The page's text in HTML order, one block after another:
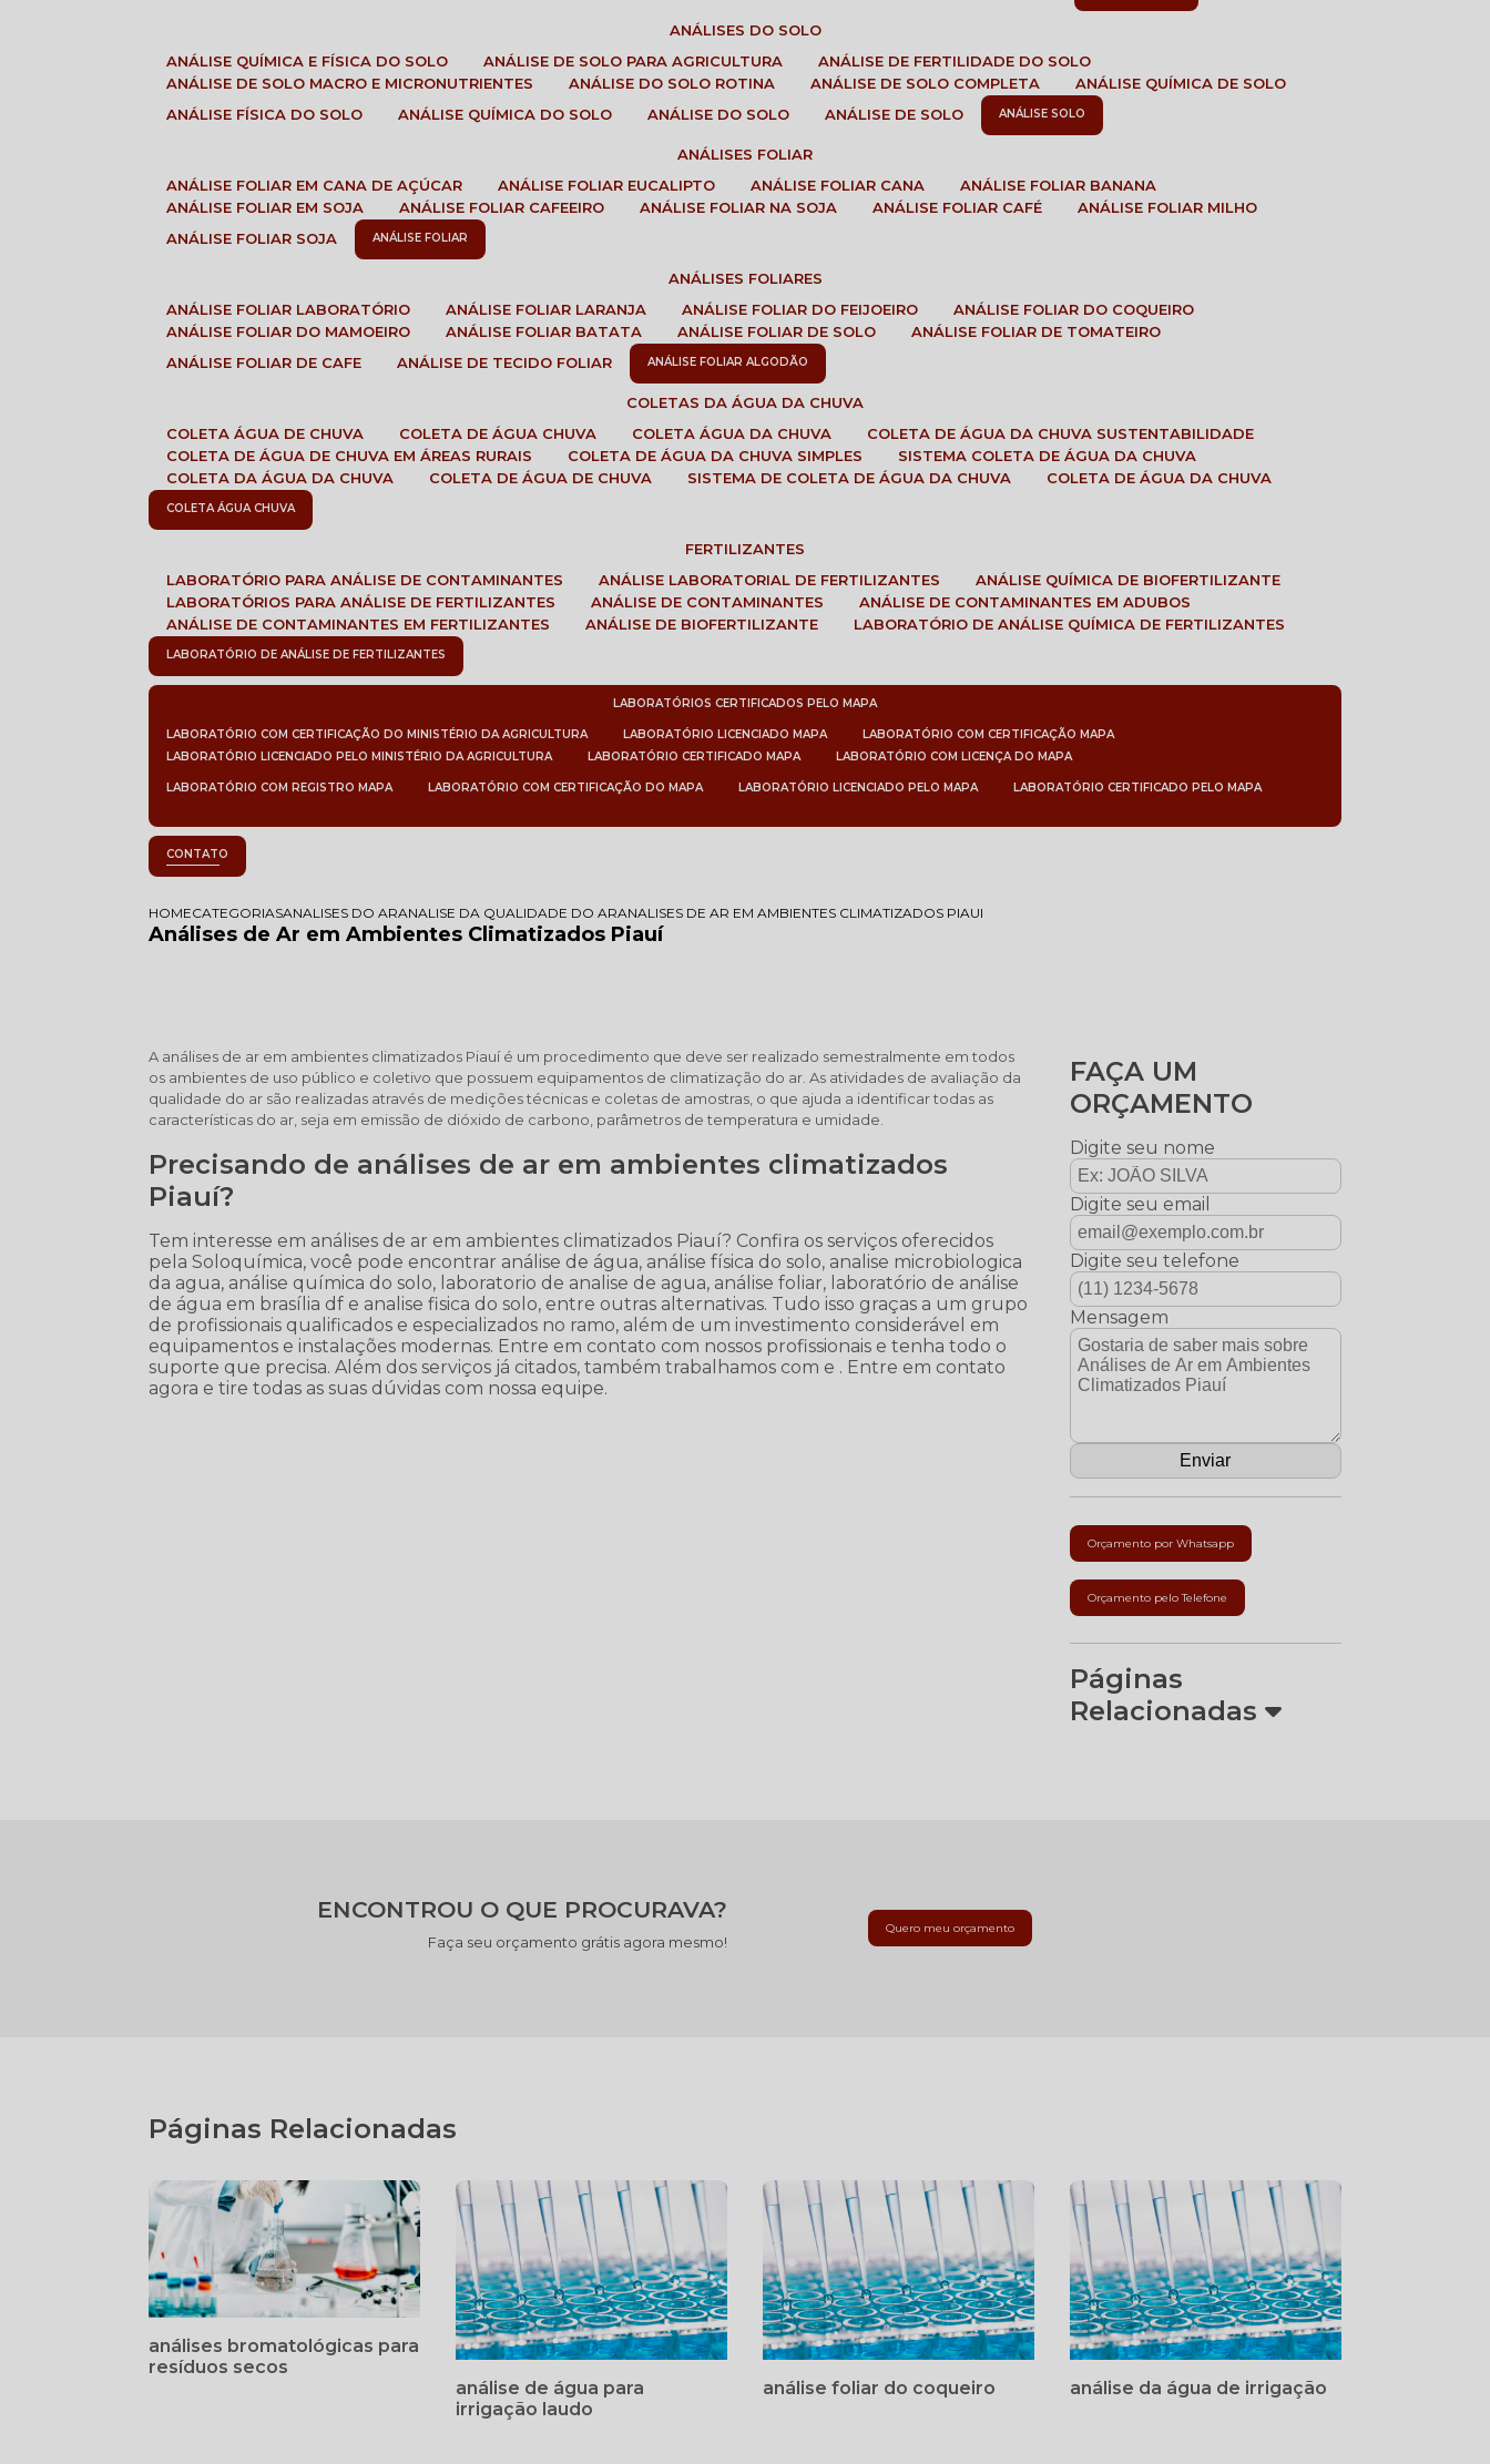
ANÁLISES DO SOLO
ANÁLISE QUÍMICA E FÍSICA DO SOLO
ANÁLISE DE SOLO PARA AGRICULTURA
ANÁLISE DE FERTILIDADE DO SOLO
ANÁLISE DE SOLO MACRO E MICRONUTRIENTES
ANÁLISE DO SOLO ROTINA ANÁLISE DE SOLO COMPLETA
ANÁLISE QUÍMICA DE SOLO
ANÁLISE FÍSICA DO SOLO
ANÁLISE QUÍMICA DO SOLO ANÁLISE DO SOLO ANÁLISE DE SOLO ANÁLISE SOLO
ANÁLISES FOLIAR
ANÁLISE FOLIAR EM CANA DE AÇÚCAR
ANÁLISE FOLIAR EUCALIPTO ANÁLISE FOLIAR CANA
ANÁLISE FOLIAR BANANA
ANÁLISE FOLIAR EM SOJA
ANÁLISE FOLIAR CAFEEIRO ANÁLISE FOLIAR NA SOJA ANÁLISE FOLIAR CAFÉ
ANÁLISE FOLIAR MILHO
ANÁLISE FOLIAR SOJA
ANÁLISE FOLIAR
ANÁLISES FOLIARES
ANÁLISE FOLIAR LABORATÓRIO
ANÁLISE FOLIAR LARANJA ANÁLISE FOLIAR DO FEIJOEIRO
ANÁLISE FOLIAR DO COQUEIRO
ANÁLISE FOLIAR DO MAMOEIRO
ANÁLISE FOLIAR BATATA ANÁLISE FOLIAR DE SOLO
ANÁLISE FOLIAR DE TOMATEIRO
ANÁLISE FOLIAR DE CAFE
ANÁLISE DE TECIDO FOLIAR ANÁLISE FOLIAR ALGODÃO
COLETAS DA ÁGUA DA CHUVA
COLETA ÁGUA DE CHUVA
COLETA DE ÁGUA CHUVA COLETA ÁGUA DA CHUVA
COLETA DE ÁGUA DA CHUVA SUSTENTABILIDADE
COLETA DE ÁGUA DE CHUVA EM ÁREAS RURAIS
COLETA DE ÁGUA DA CHUVA SIMPLES
SISTEMA COLETA DE ÁGUA DA CHUVA
COLETA DA ÁGUA DA CHUVA
COLETA DE ÁGUA DE CHUVA SISTEMA DE COLETA DE ÁGUA DA CHUVA COLETA DE ÁGUA DA CHUVA
COLETA ÁGUA CHUVA
FERTILIZANTES
LABORATÓRIO PARA ANÁLISE DE CONTAMINANTES
ANÁLISE LABORATORIAL DE FERTILIZANTES
ANÁLISE QUÍMICA DE BIOFERTILIZANTE
LABORATÓRIOS PARA ANÁLISE DE FERTILIZANTES
ANÁLISE DE CONTAMINANTES
ANÁLISE DE CONTAMINANTES EM ADUBOS
ANÁLISE DE CONTAMINANTES EM FERTILIZANTES
ANÁLISE DE BIOFERTILIZANTE LABORATÓRIO DE ANÁLISE QUÍMICA DE FERTILIZANTES
LABORATÓRIO DE ANÁLISE DE FERTILIZANTES
LABORATÓRIOS CERTIFICADOS PELO MAPA
LABORATÓRIO COM CERTIFICAÇÃO DO MINISTÉRIO DA AGRICULTURA LABORATÓRIO LICENCIADO MAPA
LABORATÓRIO COM CERTIFICAÇÃO MAPA
LABORATÓRIO LICENCIADO PELO MINISTÉRIO DA AGRICULTURA
LABORATÓRIO CERTIFICADO MAPA LABORATÓRIO COM LICENÇA DO MAPA
LABORATÓRIO COM REGISTRO MAPA LABORATÓRIO COM CERTIFICAÇÃO DO MAPA LABORATÓRIO LICENCIADO PELO MAPA LABORATÓRIO CERTIFICADO PELO MAPA
CONTATO
HOMECATEGORIASANALISES DO ARANALISE DA QUALIDADE DO ARANALISES DE AR EM AMBIENTES CLIMATIZADOS PIAUI
Análises de Ar em Ambientes Climatizados Piauí
A análises de ar em ambientes climatizados Piauí é um procedimento que deve ser realizado semestralmente em todos
os ambientes de uso público e coletivo que possuem equipamentos de climatização do ar. As atividades de avaliação da
qualidade do ar são realizadas através de medições técnicas e coletas de amostras, o que ajuda a identificar todas as
características do ar, seja em emissão de dióxido de carbono, parâmetros de temperatura e umidade.
Precisando de análises de ar em ambientes climatizados
Piauí?
Tem interesse em análises de ar em ambientes climatizados Piauí? Confira os serviços oferecidos
pela Soloquímica, você pode encontrar análise de água, análise física do solo, analise microbiologica
da agua, análise química do solo, laboratorio de analise de agua, análise foliar, laboratório de análise
de água em brasília df e analise fisica do solo, entre outras alternativas. Tudo isso graças a um grupo
de profissionais qualificados e especializados no ramo, além de um investimento considerável em
equipamentos e instalações modernas. Entre em contato com nossos profissionais e tenha todo o
suporte que precisa. Além dos serviços já citados, também trabalhamos com e . Entre em contato
agora e tire todas as suas dúvidas com nossa equipe.
FAÇA UM
ORÇAMENTO
Digite seu nome
Digite seu email
Digite seu telefone
Mensagem
Orçamento por Whatsapp
Orçamento pelo Telefone
Páginas
Relacionadas
ENCONTROU O QUE PROCURAVA?
Faça seu orçamento grátis agora mesmo!
Quero meu orçamento
Páginas Relacionadas
análises bromatológicas para
resíduos secos
análise de água para
irrigação laudo
análise foliar do coqueiro análise da água de irrigação